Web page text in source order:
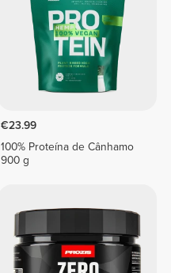
€23.99
100% Proteína de Cânhamo
900 g